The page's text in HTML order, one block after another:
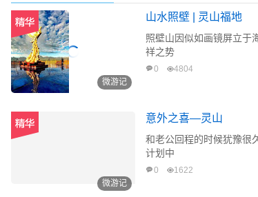
微游记
山水照壁 | 灵山福地
照壁山因似如画镜屏立于
祥之势
0 4804
微游记
意外之喜—灵山
和老公回程的时候犹豫很
计划中
0 1622